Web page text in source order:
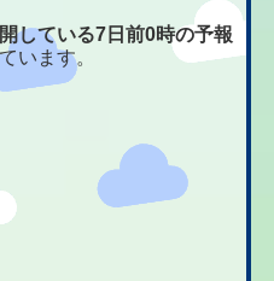
している7日前0時の予報
います。